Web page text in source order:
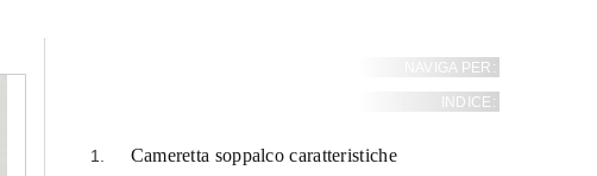
NAVIGA PER:
INDICE:
Cameretta soppalco caratteristiche